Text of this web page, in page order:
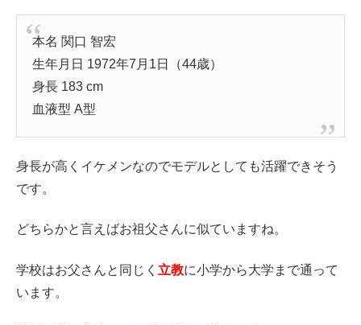
本名 関口 智宏
生年月日 1972年7月1日（44歳）
身長 183 cm
血液型 A型
身長が高くイケメンなのでモデルとしても活躍できそう
です。
どちらかと言えばお祖父さんに似ていますね。
学校はお父さんと同じく 立教に小学から大学まで通って
います。